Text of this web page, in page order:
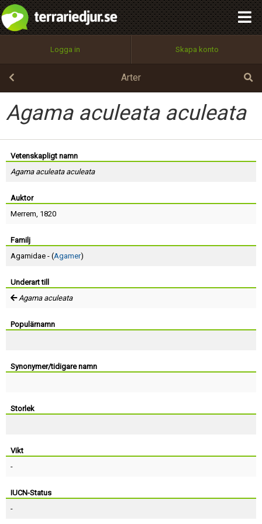
Logga in Skapa konto
Arter
Agama aculeata aculeata
Vetenskapligt namn
Agama aculeata aculeata
Auktor
Merrem, 1820
Familj
Agamidae - (Agamer)
Underart till
Agama aculeata
Populärnamn
Synonymer/tidigare namn
Storlek
Vikt
-
IUCN-Status
-
Utför
100%
OK
integritetspolicy
Namn:
Epost:
Användarnamn:
Lösenord:
Terms of Service
Begär nytt lösenord
Tillbaka till förstasidan